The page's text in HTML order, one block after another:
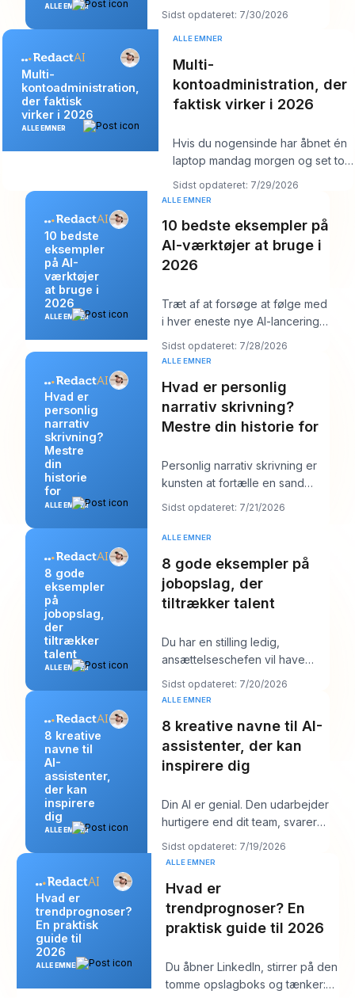
ALLE EMNER
laver flere LinkedIn-opslag på
én gang og derefter
Sidst opdateret: 7/30/2026
Multi-
kontoadministration,
der faktisk
virker i 2026
ALLE EMNER
ALLE EMNER
Multi-
kontoadministration, der
faktisk virker i 2026
Hvis du nogensinde har åbnet én
laptop mandag morgen og set tolv
logins, seks kundekalendere, tre
br
Sidst opdateret: 7/29/2026
10 bedste
eksempler
på AI-
værktøjer
at bruge i
2026
ALLE EMNER
ALLE EMNER
10 bedste eksempler på
AI-værktøjer at bruge i
2026
Træt af at forsøge at følge med
i hver eneste nye AI-lancering
og stadig skulle poste noget
ordentli
Sidst opdateret: 7/28/2026
Hvad er
personlig
narrativ
skrivning?
Mestre
din
historie
for
ALLE EMNER
ALLE EMNER
Hvad er personlig
narrativ skrivning?
Mestre din historie for
Personlig narrativ skrivning er
kunsten at fortælle en sand
historie fra dit eget liv for at
afsløre
Sidst opdateret: 7/21/2026
8 gode
eksempler
på
jobopslag,
der
tiltrækker
talent
ALLE EMNER
ALLE EMNER
8 gode eksempler på
jobopslag, der
tiltrækker talent
Du har en stilling ledig,
ansættelseschefen vil have
“stærke kandidater inden
næste uge,” og din job
Sidst opdateret: 7/20/2026
8 kreative
navne til
AI-
assistenter,
der kan
inspirere
dig
ALLE EMNER
ALLE EMNER
8 kreative navne til AI-
assistenter, der kan
inspirere dig
Din AI er genial. Den udarbejder
hurtigere end dit team, svarer
klart og lyder måske endda
overraske
Sidst opdateret: 7/19/2026
Hvad er
trendprognoser?
En praktisk
guide til
2026
ALLE EMNER
ALLE EMNER
Hvad er
trendprognoser? En
praktisk guide til 2026
Du åbner LinkedIn, stirrer på den
tomme opslagboks og tænker: